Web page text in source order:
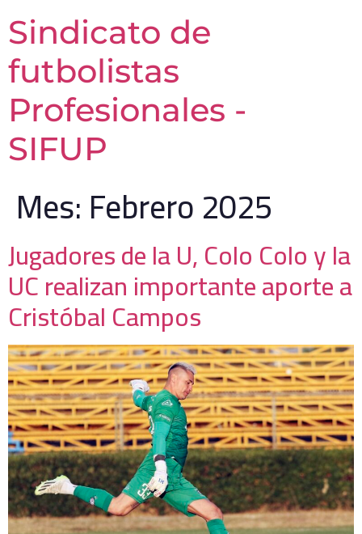
Sindicato de
futbolistas
Profesionales -
SIFUP
Mes:Febrero 2025
Jugadores de la U, Colo Colo y la
UC realizan importante aporte a
Cristóbal Campos